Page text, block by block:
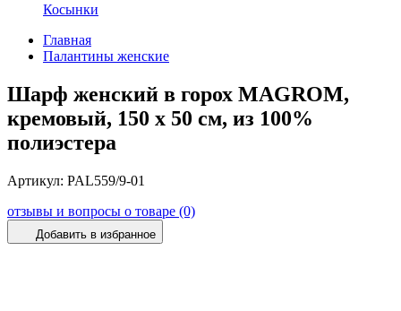
Косынки
Главная
Палантины женские
Шарф женский в горох MAGROM,
кремовый, 150 х 50 см, из 100%
полиэстера
Артикул: PAL559/9-01
отзывы и вопросы о товаре (0)
Добавить в избранное